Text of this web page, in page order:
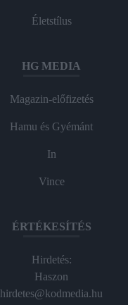
Életstílus
HG MEDIA
Magazin-előfizetés
Hamu és Gyémánt
In
Vince
ÉRTÉKESÍTÉS
Hirdetés:
Haszon
hirdetes@kodmedia.hu